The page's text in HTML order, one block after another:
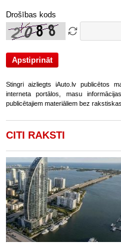
Drošības kods
Stingri aizliegts iAuto.lv publicētos
interneta portālos, masu
publicētajiem materiāliem bez
CITI RAKSTI